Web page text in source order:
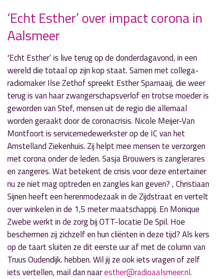
« Vorig nieuwsbericht
'Door de Mangel' op herhaling met Wilma van
Drunen
9 april 2020
» Volgend nieuwsbericht
Weer pubquiz bij de ‘Mark en Eric show’
16 april 2020
‘Echt Esther’ over impact corona in
Aalsmeer
‘Echt Esther’ is live terug op de donderdagavond, in een
wereld die totaal op zijn kop staat. Samen met collega-
radiomaker Ilse Zethof spreekt Esther Sparnaaij, die weer
terug is van haar zwangerschapsverlof en trotse moeder is
geworden van Stef, mensen uit de regio die allemaal
worden geraakt door de coronacrisis. Nicole Meijer-Van
Montfoort is servicemedewerkster op de IC van het
Amstelland Ziekenhuis. Zij helpt mee mensen te verzorgen
met corona onder de leden. Sasja Brouwers is zanglerares
en zangeres. Wat betekent de crisis voor deze entertainer
nu ze niet mag optreden en zangles kan geven? , Christiaan
Sijnen heeft een herenmodezaak in de Zijdstraat en vertelt
over winkelen in de 1,5 meter maatschappij. En Monique
Zwebe werkt in de zorg bij OTT-locatie De Spil. Hoe
beschermen zij zichzelf en hun cliënten in deze tijd? Als kers
op de taart sluiten ze dit eerste uur af met de column van
Truus Oudendijk. hebben. Wil jij ze ook iets vragen of zelf
iets vertellen, mail dan naaresther@radioaalsmeer.nl.